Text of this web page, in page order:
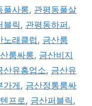
풀사롱, 관평동풀살
블릭 , 관평동하퍼 ,
노래클럽 , 금산룸
룸싸롱, 금산비지
산유흥업소, 금산유
가게 , 금산정통룸싸
프로 , 금산퍼블릭 ,